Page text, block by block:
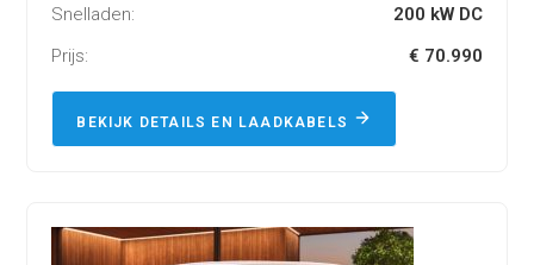
Snelladen:
200 kW DC
Prijs:
€ 70.990
BEKIJK DETAILS EN LAADKABELS